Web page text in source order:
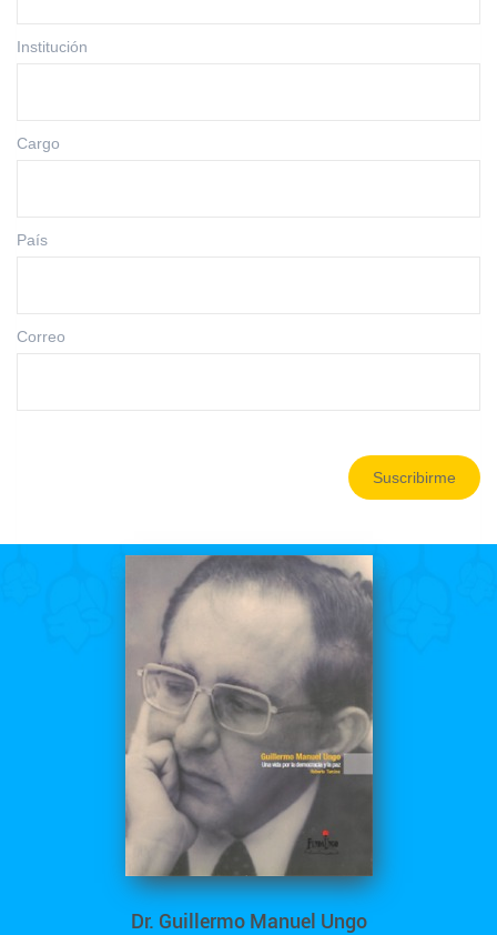
Institución
Cargo
País
Correo
Suscribirme
Dr. Guillermo Manuel Ungo